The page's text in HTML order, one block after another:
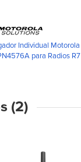
Individual Motorola
para Radios R7
(2)